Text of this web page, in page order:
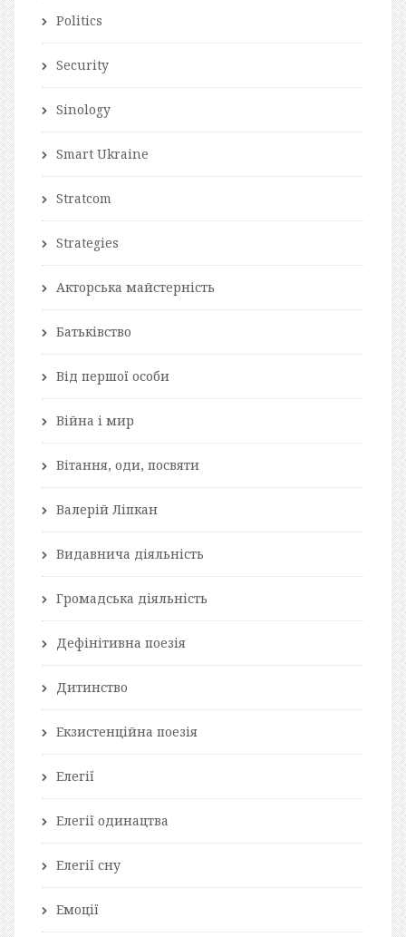
Politics
Security
Sinology
Smart Ukraine
Stratcom
Strategies
Акторська майстерність
Батьківство
Від першої особи
Війна і мир
Вітання, оди, посвяти
Валерій Ліпкан
Видавнича діяльність
Громадська діяльність
Дефінітивна поезія
Дитинство
Екзистенційна поезія
Елегії
Елегії одинацтва
Елегії сну
Емоції